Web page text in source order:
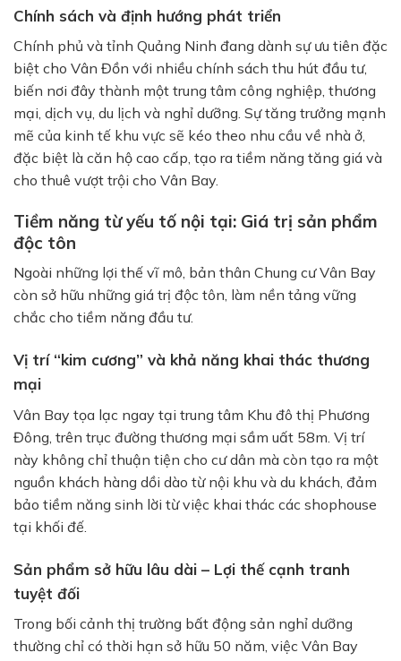
Chính sách và định hướng phát triển
Chính phủ và tỉnh Quảng Ninh đang dành sự ưu tiên đặc
biệt cho Vân Đồn với nhiều chính sách thu hút đầu tư,
biến nơi đây thành một trung tâm công nghiệp, thương
mại, dịch vụ, du lịch và nghỉ dưỡng. Sự tăng trưởng mạnh
mẽ của kinh tế khu vực sẽ kéo theo nhu cầu về nhà ở,
đặc biệt là căn hộ cao cấp, tạo ra tiềm năng tăng giá và
cho thuê vượt trội cho Vân Bay.
Tiềm năng từ yếu tố nội tại: Giá trị sản phẩm
độc tôn
Ngoài những lợi thế vĩ mô, bản thân Chung cư Vân Bay
còn sở hữu những giá trị độc tôn, làm nền tảng vững
chắc cho tiềm năng đầu tư.
Vị trí “kim cương” và khả năng khai thác thương
mại
Vân Bay tọa lạc ngay tại trung tâm Khu đô thị Phương
Đông, trên trục đường thương mại sầm uất 58m. Vị trí
này không chỉ thuận tiện cho cư dân mà còn tạo ra một
nguồn khách hàng dồi dào từ nội khu và du khách, đảm
bảo tiềm năng sinh lời từ việc khai thác các shophouse
tại khối đế.
Sản phẩm sở hữu lâu dài – Lợi thế cạnh tranh
tuyệt đối
Trong bối cảnh thị trường bất động sản nghỉ dưỡng
thường chỉ có thời hạn sở hữu 50 năm, việc Vân Bay